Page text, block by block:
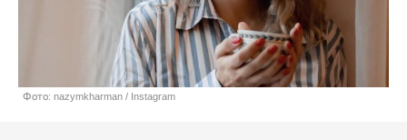
Фото: nazymkharman / Instagram